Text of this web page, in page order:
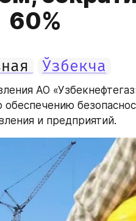
60%
Ўзбекча
АО
и предприятий.